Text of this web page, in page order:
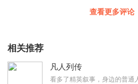
回复
青风190
查看更多评论
相关推荐
凡人列传